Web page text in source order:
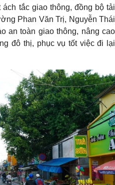
tắc giao thông, đồng bộ tải
Phan Văn Trị, Nguyễn Thái
an toàn giao thông, nâng cao
đô thị, phục vụ tốt việc đi lại